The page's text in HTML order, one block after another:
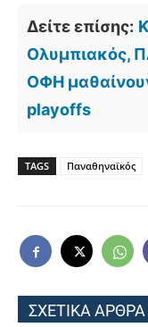
Δείτε επίσης:
Ολυμπιακός,
ΟΦΗ
playoffs
TAGS Παναθηναϊκός
ΣΧΕΤΙΚΑ ΑΡΘΡΑ